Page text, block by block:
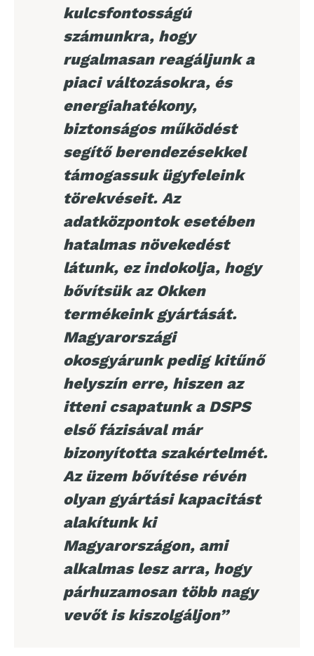
kulcsfontosságú
számunkra, hogy
rugalmasan reagáljunk a
piaci változásokra, és
energiahatékony,
biztonságos működést
segítő berendezésekkel
támogassuk ügyfeleink
törekvéseit. Az
adatközpontok esetében
hatalmas növekedést
látunk, ez indokolja, hogy
bővítsük az Okken
termékeink gyártását.
Magyarországi
okosgyárunk pedig kitűnő
helyszín erre, hiszen az
itteni csapatunk a DSPS
első fázisával már
bizonyította szakértelmét.
Az üzem bővítése révén
olyan gyártási kapacitást
alakítunk ki
Magyarországon, ami
alkalmas lesz arra, hogy
párhuzamosan több nagy
vevőt is kiszolgáljon”